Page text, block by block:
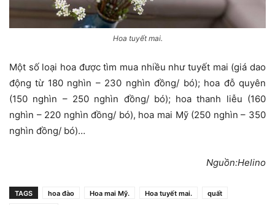
Hoa tuyết mai.
Một số loại hoa được tìm mua nhiều như tuyết mai (giá dao
động từ 180 nghìn – 230 nghìn đồng/ bó); hoa đỗ quyên
(150 nghìn – 250 nghìn đồng/ bó); hoa thanh liễu (160
nghìn – 220 nghìn đồng/ bó), hoa mai Mỹ (250 nghìn – 350
nghìn đồng/ bó)…
Nguồn:Helino
TAGS hoa đào Hoa mai Mỹ. Hoa tuyết mai.
quất